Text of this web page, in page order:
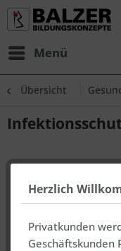
Menü
Übersicht
Herzlich
Privatkunden
Geschäftskunden